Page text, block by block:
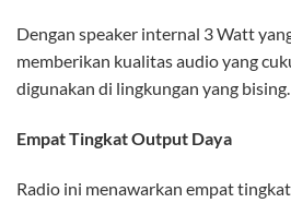
Dengan speaker internal 3 Watt
memberikan kualitas audio yang
digunakan di lingkungan yang bising.
Empat Tingkat Output Daya
Radio ini menawarkan empat